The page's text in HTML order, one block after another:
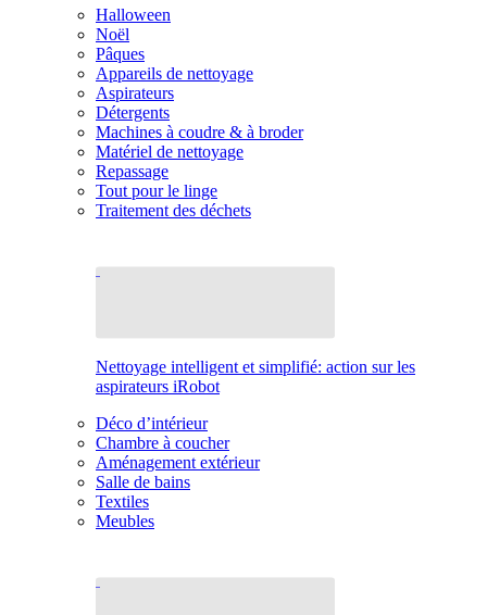
Halloween
Noël
Pâques
Appareils de nettoyage
Aspirateurs
Détergents
Machines à coudre & à broder
Matériel de nettoyage
Repassage
Tout pour le linge
Traitement des déchets
Nettoyage intelligent et simplifié: action sur les
aspirateurs iRobot
Déco d’intérieur
Chambre à coucher
Aménagement extérieur
Salle de bains
Textiles
Meubles